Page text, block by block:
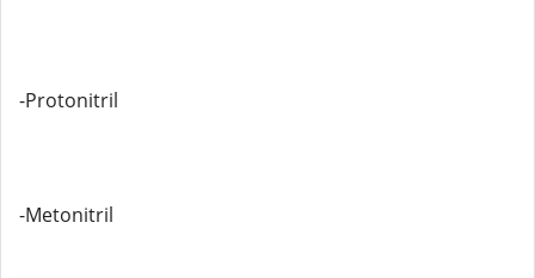
-Protonitril
-Metonitril